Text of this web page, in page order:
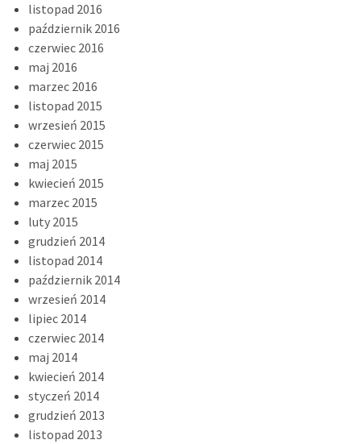
listopad 2016
październik 2016
czerwiec 2016
maj 2016
marzec 2016
listopad 2015
wrzesień 2015
czerwiec 2015
maj 2015
kwiecień 2015
marzec 2015
luty 2015
grudzień 2014
listopad 2014
październik 2014
wrzesień 2014
lipiec 2014
czerwiec 2014
maj 2014
kwiecień 2014
styczeń 2014
grudzień 2013
listopad 2013